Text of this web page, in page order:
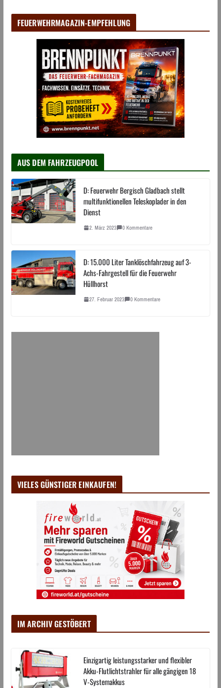
FEUERWEHRMAGAZIN-EMPFEHLUNG
AUS DEM FAHRZEUGPOOL
D: Feuerwehr Bergisch Gladbach stellt
multifunktionellen Teleskoplader in den
Dienst
2. März 2023 0 Kommentare
D: 15.000 Liter Tanklöschfahrzeug auf 3-
Achs-Fahrgestell für die Feuerwehr
Hüllhorst
27. Februar 2023 0 Kommentare
VIELES GÜNSTIGER EINKAUFEN!
IM ARCHIV GESTÖBERT
Einzigartig leistungsstarker und flexibler
Akku-Flutlichtstrahler für alle gängigen 18
V-Systemakkus